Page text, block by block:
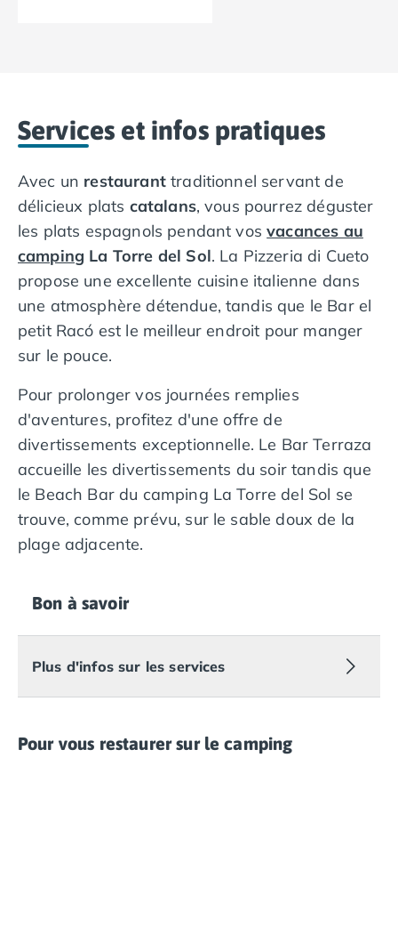
La marque Tohapi by Homair
Qui sommes nous ?
Services et infos pratiques
Nos modes de paiement
Paiement en plusieurs fois
Paiement en plusieurs fois - avec ONEY BANK
Notre programme de fidélité
Devenir propriétaire
Camping en Dordogne
Camping avec terrain de tennis
Camping avec salle de sport
Services et infos pratiques
Avec un restauranttraditionnel servant de
délicieux plats catalans, vous pourrez déguster
les plats espagnols pendant vosvacances au
camping La Torre del Sol. La Pizzeria di Cueto
propose une excellente cuisine italienne dans
une atmosphère détendue, tandis que le Bar el
petit Racó est le meilleur endroit pour manger
sur le pouce.
Pour prolonger vos journées remplies
d'aventures, profitez d'une offre de
divertissements exceptionnelle. Le Bar Terraza
accueille les divertissements du soir tandis que
le Beach Bar du camping La Torre del Sol se
trouve, comme prévu, sur le sable doux de la
plage adjacente.
Bon à savoir
Plus d'infos sur les services
Pour vous restaurer sur le camping